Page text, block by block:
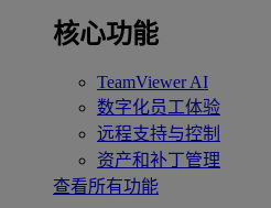
核心功能
TeamViewer AI
数字化员工体验
远程支持与控制
资产和补丁管理
查看所有功能